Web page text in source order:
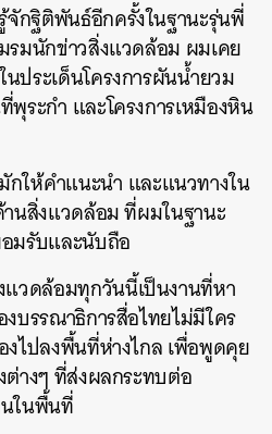
จักฐิติพันธ์อีกครั้งในฐานะรุ่นพี่
มนักข่าวสิ่งแวดล้อม ผมเคย
ประเด็นโครงการผันน้ำยวม
พุระกำ และโครงการเหมืองหิน
ให้คำแนะนำ และแนวทางใน
นสิ่งแวดล้อม ที่ผมในฐานะ
มรับและนับถือ
แวดล้อมทุกวันนี้เป็นงานที่หา
บรรณาธิการสื่อไทยไม่มีใคร
ไปลงพื้นที่ห่างไกล เพื่อพูดคุย
างๆ ที่ส่งผลกระทบต่อ
ในพื้นที่